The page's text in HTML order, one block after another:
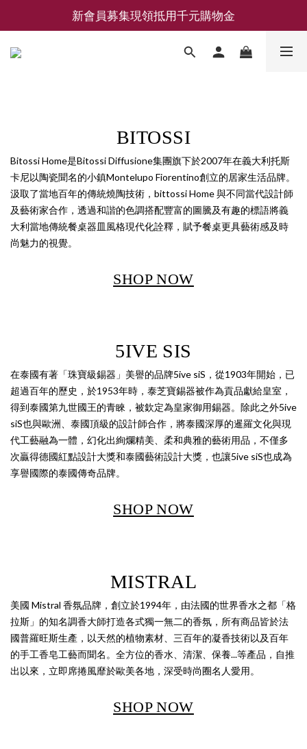
新會員募集現領抵用千元購物金
新會員募集現領抵用千元購物金
LEMAIRE 經典可頌包 NEW ARRIVAL
BITOSSI
Bitossi Home是Bitossi Diffusione集團旗下於2007年在義大利托斯
卡尼以陶瓷聞名的小鎮Montelupo Fiorentino創立的居家生活品牌。
汲取了當地百年的傳統燒陶技術，bittossi Home 與不同當代設計師
及藝術家合作，透過和諧的色調搭配豐富的圖騰及有趣的標語將義
大利當地傳統餐桌器皿風格現代化詮釋，賦予餐桌更具藝術感及時
尚魅力的視覺。
SHOP NOW
5IVE SIS
在泰國有著「珠寶級錫器」美譽的品牌5ive siS，從1903年開始，已
超過百年的歷史，於1953年時，泰芝寶錫器被作為貢品獻給皇室，
得到泰國第九世國王的青睞，被欽定為皇家御用錫器。除此之外5ive
siS也與歐洲、泰國頂級的設計師合作，將泰國深厚的暹羅文化與現
代工藝融為一體，幻化出絢爛精美、柔和典雅的藝術用品，不僅多
次贏得德國紅點設計大獎和泰國藝術設計大獎，也讓5ive siS也成為
享譽國際的泰國傳奇品牌。
SHOP NOW
MISTRAL
美國 Mistral 香氛品牌，創立於1994年，由法國的世界香水之都「格
拉斯」的知名調香大師打造各式獨一無二的香氛，所有商品皆於法
國普羅旺斯生產，以天然的植物素材、三百年的凝香技術以及百年
的手工香皂工藝而聞名。全方位的香水、清潔、保養...等產品，自推
出以來，立即席捲風靡於歐美各地，深受時尚圈名人愛用。
SHOP NOW